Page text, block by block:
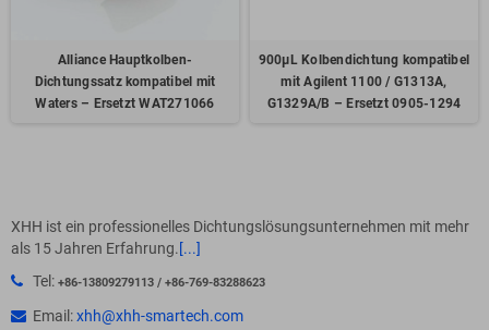
Alliance Hauptkolben-
Dichtungssatz kompatibel mit
Waters – Ersetzt WAT271066
900µL Kolbendichtung kompatibel
mit Agilent 1100 / G1313A,
G1329A/B – Ersetzt 0905-1294
XHH ist ein professionelles Dichtungslösungsunternehmen mit mehr
als 15 Jahren Erfahrung. [...]
Tel: +86-13809279113 / +86-769-83288623
Email:xhh@xhh-smartech.com